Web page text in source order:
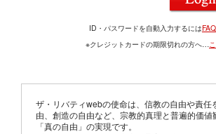
ID・パスワードを自動入力するにはFAQ
※クレジットカードの期限切れの方へ…
ザ・リバティwebの使命は、信教の自由や責任
由、創造の自由など、宗教的真理と普遍的価値
「真の自由」の実現です。